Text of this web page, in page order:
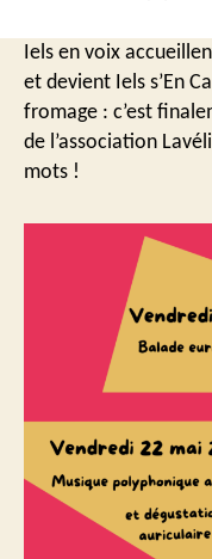
l’article
Iels en voix
et devient Iels s’En
fromage : c’est
de l’association
mots !